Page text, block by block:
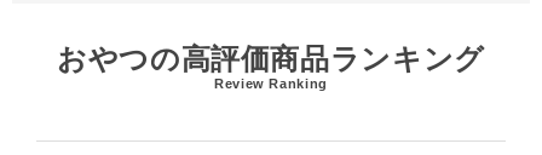
おやつの高評価商品ランキング
Review Ranking